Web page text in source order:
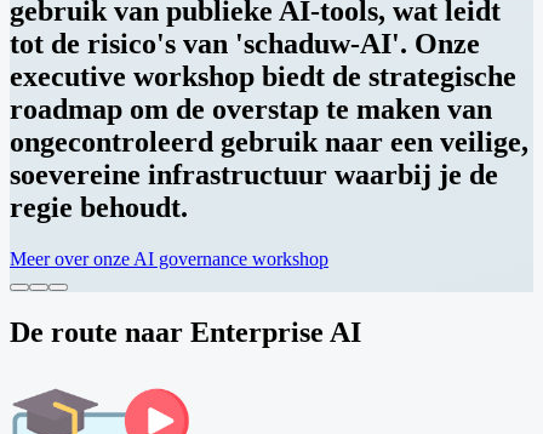
gebruik van publieke AI-tools, wat leidt
tot de risico's van 'schaduw-AI'. Onze
executive workshop biedt de strategische
roadmap om de overstap te maken van
ongecontroleerd gebruik naar een veilige,
soevereine infrastructuur waarbij je de
regie behoudt.
Meer over onze AI governance workshop
De route naar Enterprise AI